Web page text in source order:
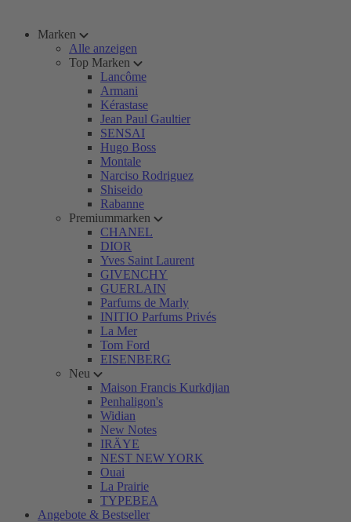
Marken
Alle anzeigen
Top Marken
Lancôme
Armani
Kérastase
Jean Paul Gaultier
SENSAI
Hugo Boss
Montale
Narciso Rodriguez
Shiseido
Rabanne
Premiummarken
CHANEL
DIOR
Yves Saint Laurent
GIVENCHY
GUERLAIN
Parfums de Marly
INITIO Parfums Privés
La Mer
Tom Ford
EISENBERG
Neu
Maison Francis Kurkdjian
Penhaligon's
Widian
New Notes
IRÄYE
NEST NEW YORK
Ouai
La Prairie
TYPEBEA
Angebote & Bestseller